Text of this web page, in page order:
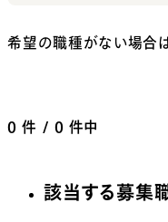
希望の職種がない場合
0 件 / 0 件中
該当する募集